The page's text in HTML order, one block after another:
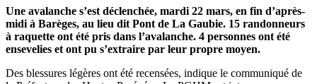
Une avalanche s’est déclenchée, mardi 22 mars, en fin d’après-
midi à Barèges, au lieu dit Pont de La Gaubie. 15 randonneurs
à raquette ont été pris dans l’avalanche. 4 personnes ont été
ensevelies et ont pu s’extraire par leur propre moyen.
Des blessures légères ont été recensées, indique le communiqué de